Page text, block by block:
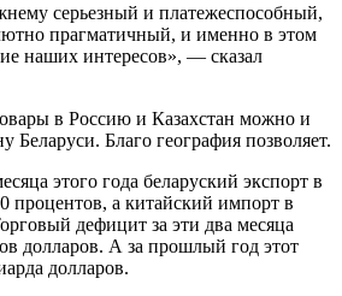
серьезный и платежеспособный,
прагматичный, и именно в этом
наших интересов», — сказал
в Россию и Казахстан можно и
Беларуси. Благо география позволяет.
этого года беларуский экспорт в
процентов, а китайский импорт в
дефицит за эти два месяца
долларов. А за прошлый год этот
долларов.